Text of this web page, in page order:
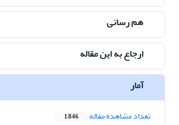
هم رسانی
ارجاع به این مقاله
آمار
تعداد مشاهده مقاله 1,846